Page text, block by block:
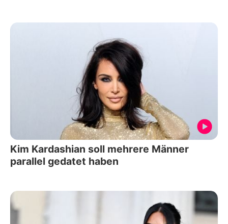
Kim Kardashian soll mehrere Männer
parallel gedatet haben